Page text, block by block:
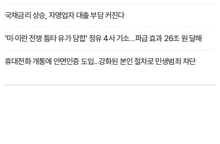
국채금리 상승, 자영업자 대출 부담 커진다
'미·이란 전쟁 틈타 유가 담합' 정유 4사 기소…파급 효과 26조 원 달해
휴대전화 개통에 안면인증 도입...강화된 본인 절차로 민생범죄 차단